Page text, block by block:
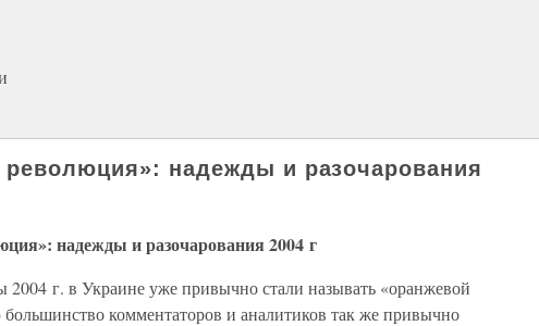
надежды и разочарования
надежды и разочарования 2004 г
г. в Украине уже привычно стали называть «оранжевой
комментаторов и аналитиков так же привычно